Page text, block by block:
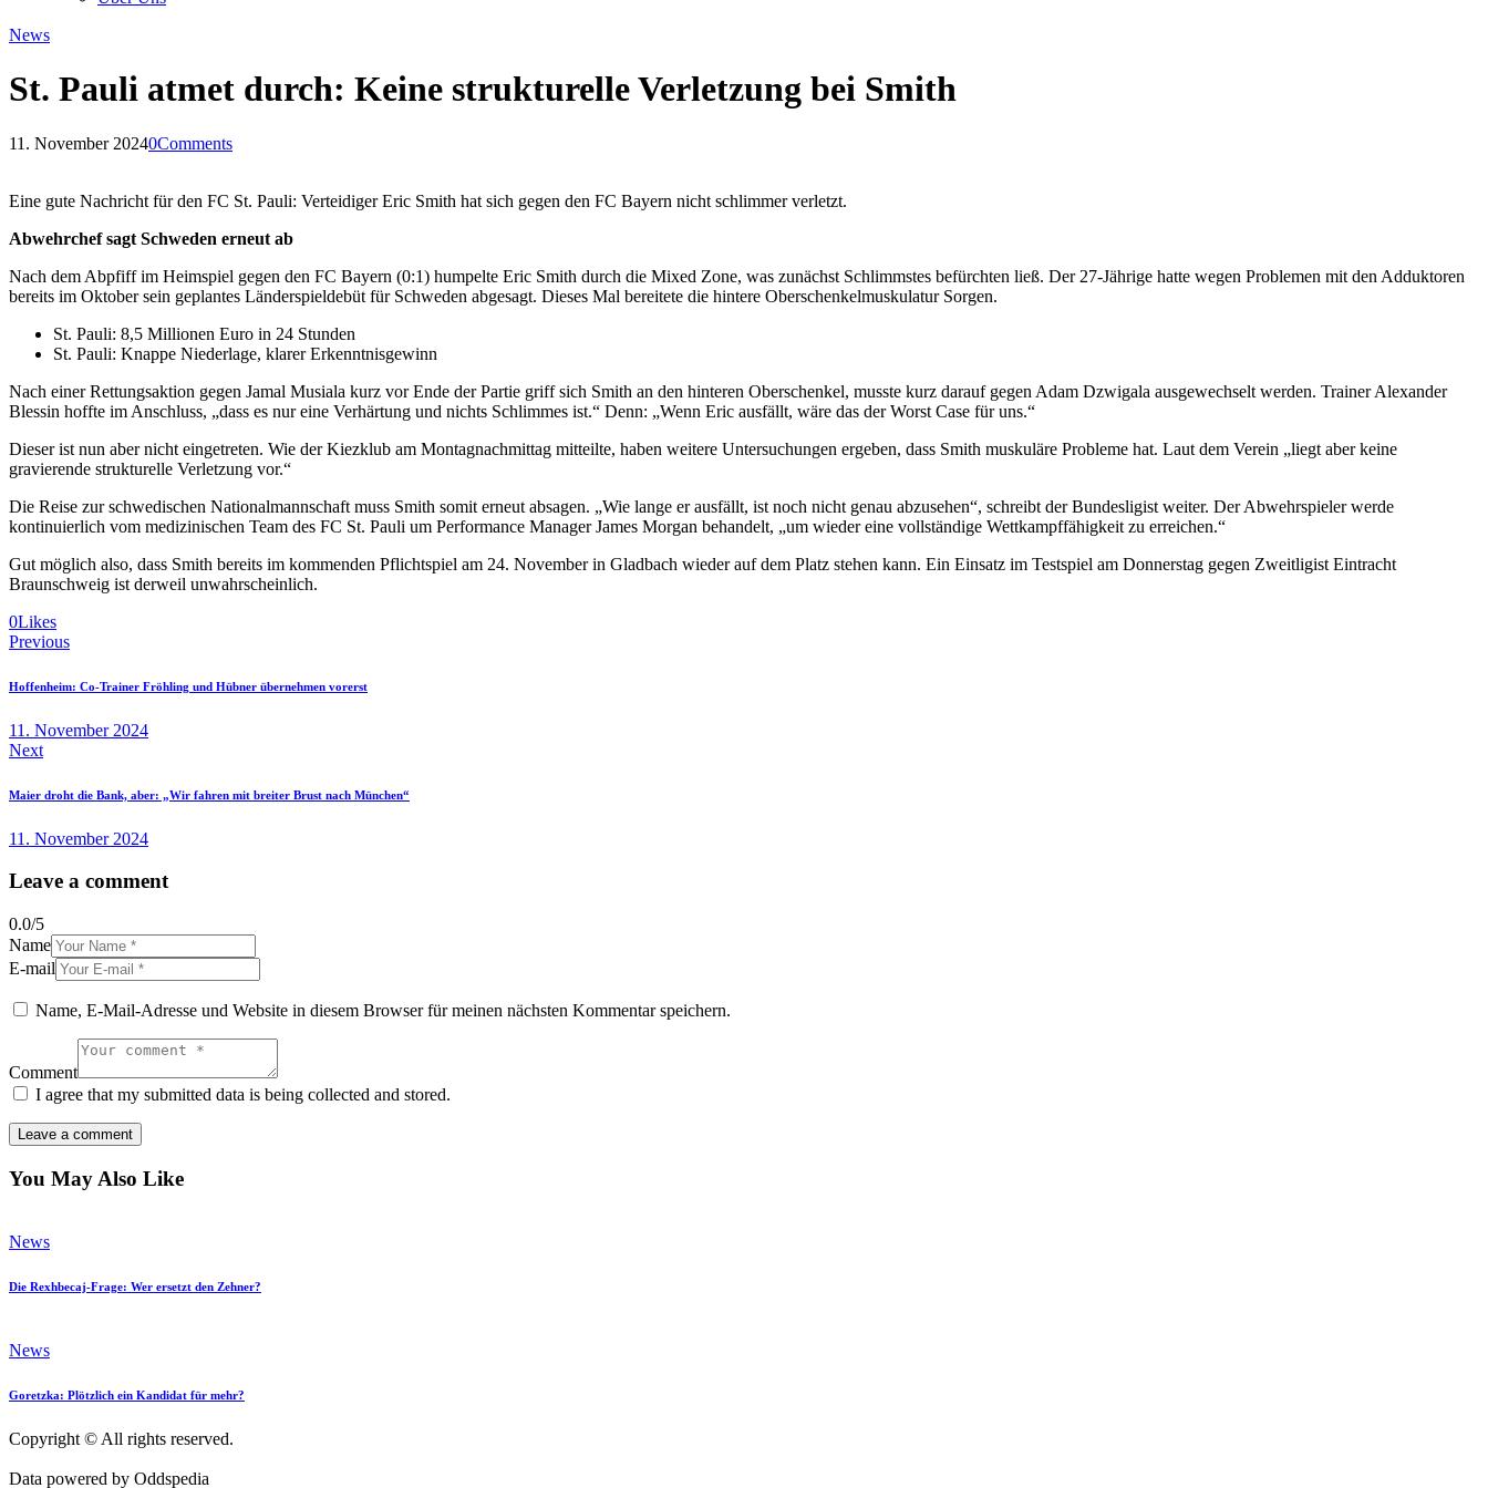
News
St. Pauli atmet durch: Keine strukturelle Verletzung bei Smith
11. November 20240Comments
Eine gute Nachricht für den FC St. Pauli: Verteidiger Eric Smith hat sich gegen den FC Bayern nicht schlimmer verletzt.
Abwehrchef sagt Schweden erneut ab
Nach dem Abpfiff im Heimspiel gegen den FC Bayern (0:1) humpelte Eric Smith durch die Mixed Zone, was zunächst Schlimmstes befürchten ließ. Der 27-Jährige hatte wegen Problemen mit den Adduktoren
bereits im Oktober sein geplantes Länderspieldebüt für Schweden abgesagt. Dieses Mal bereitete die hintere Oberschenkelmuskulatur Sorgen.
St. Pauli: 8,5 Millionen Euro in 24 Stunden
St. Pauli: Knappe Niederlage, klarer Erkenntnisgewinn
Nach einer Rettungsaktion gegen Jamal Musiala kurz vor Ende der Partie griff sich Smith an den hinteren Oberschenkel, musste kurz darauf gegen Adam Dzwigala ausgewechselt werden. Trainer Alexander
Blessin hoffte im Anschluss, „dass es nur eine Verhärtung und nichts Schlimmes ist.“ Denn: „Wenn Eric ausfällt, wäre das der Worst Case für uns.“
Dieser ist nun aber nicht eingetreten. Wie der Kiezklub am Montagnachmittag mitteilte, haben weitere Untersuchungen ergeben, dass Smith muskuläre Probleme hat. Laut dem Verein „liegt aber keine
gravierende strukturelle Verletzung vor.“
Die Reise zur schwedischen Nationalmannschaft muss Smith somit erneut absagen. „Wie lange er ausfällt, ist noch nicht genau abzusehen“, schreibt der Bundesligist weiter. Der Abwehrspieler werde
kontinuierlich vom medizinischen Team des FC St. Pauli um Performance Manager James Morgan behandelt, „um wieder eine vollständige Wettkampffähigkeit zu erreichen.“
Gut möglich also, dass Smith bereits im kommenden Pflichtspiel am 24. November in Gladbach wieder auf dem Platz stehen kann. Ein Einsatz im Testspiel am Donnerstag gegen Zweitligist Eintracht
Braunschweig ist derweil unwahrscheinlich.
0Likes
Beitragsnavigation
Previous
Hoffenheim: Co-Trainer Fröhling und Hübner übernehmen vorerst
11. November 2024
Next
Maier droht die Bank, aber: „Wir fahren mit breiter Brust nach München“
11. November 2024
Leave a comment
0.0/5
Name
E-mail
Name, E-Mail-Adresse und Website in diesem Browser für meinen nächsten Kommentar speichern.
Comment
I agree that my submitted data is being collected and stored.
You May Also Like
News
Die Rexhbecaj-Frage: Wer ersetzt den Zehner?
News
Goretzka: Plötzlich ein Kandidat für mehr?
Copyright © All rights reserved.
Data powered by Oddspedia